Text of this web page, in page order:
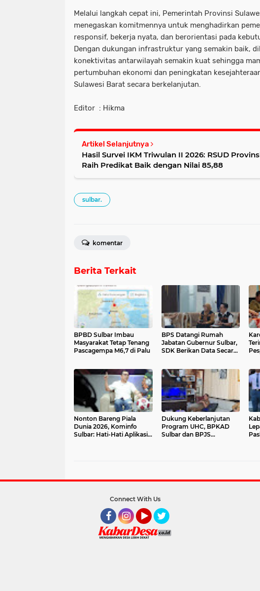
Melalui langkah cepat ini, Pemerintah Provinsi
menegaskan komitmennya untuk menghadirkan
responsif, bekerja nyata, dan berorientasi pada
Dengan dukungan infrastruktur yang semakin baik,
konektivitas antarwilayah semakin kuat sehingga
pertumbuhan ekonomi dan peningkatan
Sulawesi Barat secara berkelanjutan.
Editor : Hikma
Artikel Selanjutnya
Hasil Survei IKM Triwulan II 2026: RSUD
Raih Predikat Baik dengan Nilai 85,88
sulbar.
komentar
Berita Terkait
BPBD Sulbar Imbau
Masyarakat Tetap Tenang
Pascagempa M6,7 di Palu
BPS Datangi Rumah
Jabatan Gubernur Sulbar,
SDK Berikan Data Secara
Nonton Bareng Piala
Dunia 2026, Kominfo
Sulbar: Hati-Hati Aplikasi
Dukung Keberlanjutan
Program UHC, BPKAD
Sulbar dan BPJS
Connect With Us
FacebookInstagram
YouTube
Twitter